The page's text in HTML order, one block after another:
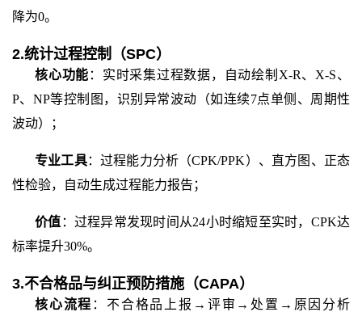
降为0。
2.统计过程控制（SPC）
核心功能 ：实时采集过程数据，自动绘制 X-R、X-S、
P、NP等控制图，识别异常波动（如连续7点单侧、周期性
波动）；
专业工具：过程能力分析（CPK/PPK）、直方图、正态
性检验，自动生成过程能力报告；
价值 ：过程异常发现时间从24小时缩短至实时，CPK达
标率提升30%。
3.不合格品与纠正预防措施（CAPA）
核心流程 ：不合格品上报 →评审→处置→原因分析